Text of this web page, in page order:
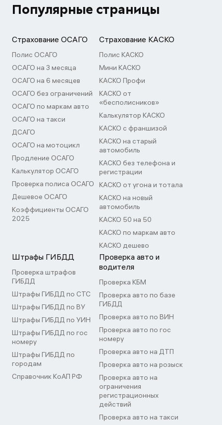
Популярные страницы
Страхование ОСАГО
Полис ОСАГО
ОСАГО на 3 месяца
ОСАГО на 6 месяцев
ОСАГО без ограничений
ОСАГО по маркам авто
ОСАГО на такси
ДСАГО
ОСАГО на мотоцикл
Продление ОСАГО
Калькулятор ОСАГО
Проверка полиса ОСАГО
Дешевое ОСАГО
Коэффициенты ОСАГО
2025
Страхование КАСКО
Полис КАСКО
Мини КАСКО
КАСКО Профи
КАСКО от
«бесполисников»
Калькулятор КАСКО
КАСКО с франшизой
КАСКО на старый
автомобиль
КАСКО без телефона и
регистрации
КАСКО от угона и тотала
КАСКО на новый
автомобиль
КАСКО 50 на 50
КАСКО по маркам авто
КАСКО дешево
Штрафы ГИБДД
Проверка штрафов
ГИБДД
Штрафы ГИБДД по СТС
Штрафы ГИБДД по ВУ
Штрафы ГИБДД по УИН
Штрафы ГИБДД по гос
номеру
Штрафы ГИБДД по
городам
Справочник КоАП РФ
Проверка авто и
водителя
Проверка КБМ
Проверка авто по базе
ГИБДД
Проверка авто по ВИН
Проверка авто по гос
номеру
Проверка авто на ДТП
Проверка авто на розыск
Проверка авто на
ограничения
регистрационных
действий
Проверка авто на такси